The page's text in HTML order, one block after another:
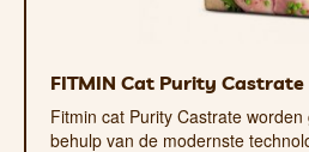
FITMIN Cat Purity Castrate
Fitmin cat Purity Castrate
behulp van de modernste